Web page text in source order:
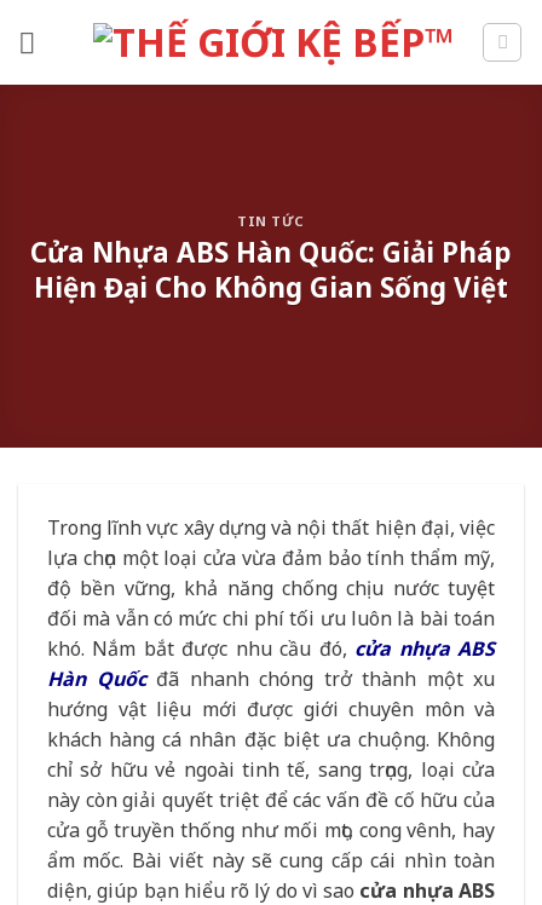
TIN TỨC
Cửa Nhựa ABS Hàn Quốc: Giải Pháp
Hiện Đại Cho Không Gian Sống Việt
Trong lĩnh vực xây dựng và nội thất hiện đại, việc
lựa chọn một loại cửa vừa đảm bảo tính thẩm mỹ,
độ bền vững, khả năng chống chịu nước tuyệt
đối mà vẫn có mức chi phí tối ưu luôn là bài toán
khó. Nắm bắt được nhu cầu đó, cửa nhựa ABS
Hàn Quốcđã nhanh chóng trở thành một xu
hướng vật liệu mới được giới chuyên môn và
khách hàng cá nhân đặc biệt ưa chuộng. Không
chỉ sở hữu vẻ ngoài tinh tế, sang trọng, loại cửa
này còn giải quyết triệt để các vấn đề cố hữu của
cửa gỗ truyền thống như mối mọt, cong vênh, hay
ẩm mốc. Bài viết này sẽ cung cấp cái nhìn toàn
diện, giúp bạn hiểu rõ lý do vì sao cửa nhựa ABS